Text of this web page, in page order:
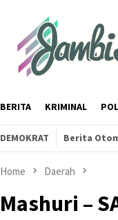
BERITA KRIMINAL
DEMOKRAT Berita
Home Daerah
Mashuri –